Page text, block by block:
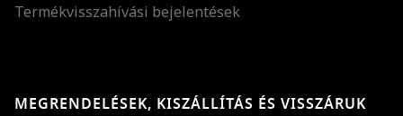
Termékvisszahívási bejelentések
MEGRENDELÉSEK, KISZÁLLÍTÁS ÉS VISSZÁRUK